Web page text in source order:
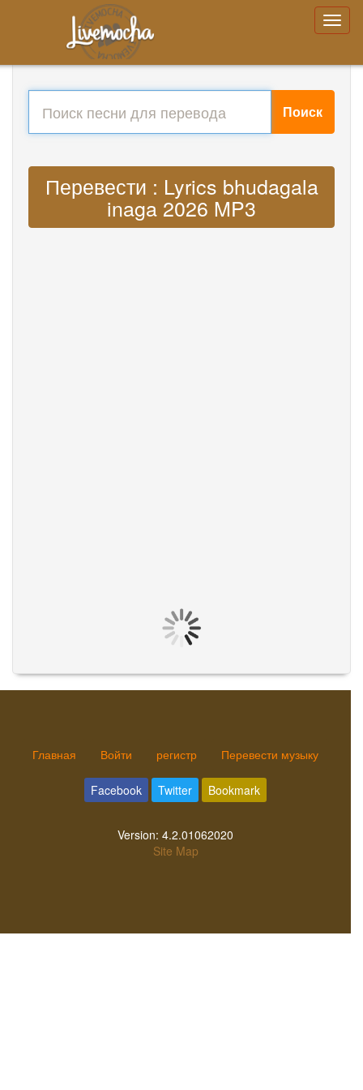
Поиск
Перевести : Lyrics bhudagala
inaga 2026 MP3
Главная Войти регистр Перевести музыку
Facebook Twitter Bookmark
Version: 4.2.01062020
Site Map